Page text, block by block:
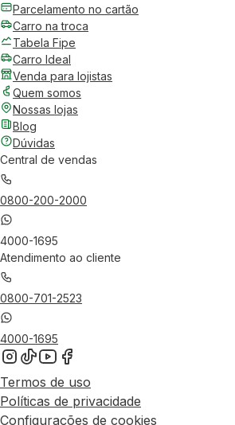
Parcelamento no cartão
Carro na troca
Tabela Fipe
Carro Ideal
Venda para lojistas
Quem somos
Nossas lojas
Blog
Dúvidas
Central de vendas
0800-200-2000
4000-1695
Atendimento ao cliente
0800-701-2523
4000-1695
Termos de uso
Políticas de privacidade
Configurações de cookies